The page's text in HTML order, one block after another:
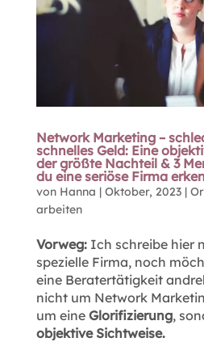
Network Marketing –
schnelles Geld: Eine
der größte Nachteil & 3
du eine seriöse Firma
von Hanna | Oktober, 2023|
arbeiten
Vorweg: Ich schreibe hier
spezielle Firma, noch
eine Beratertätigkeit
nicht um Network
um eine Glorifizierung,
objektive Sichtweise.